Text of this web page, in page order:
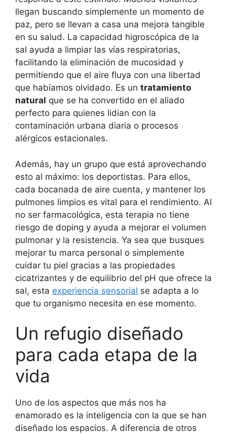
llegan buscando simplemente un momento de
paz, pero se llevan a casa una mejora tangible
en su salud. La capacidad higroscópica de la
sal ayuda a limpiar las vías respiratorias,
facilitando la eliminación de mucosidad y
permitiendo que el aire fluya con una libertad
que habíamos olvidado. Es un tratamiento
natural que se ha convertido en el aliado
perfecto para quienes lidian con la
contaminación urbana diaria o procesos
alérgicos estacionales.
Además, hay un grupo que está aprovechando
esto al máximo: los deportistas. Para ellos,
cada bocanada de aire cuenta, y mantener los
pulmones limpios es vital para el rendimiento. Al
no ser farmacológica, esta terapia no tiene
riesgo de doping y ayuda a mejorar el volumen
pulmonar y la resistencia. Ya sea que busques
mejorar tu marca personal o simplemente
cuidar tu piel gracias a las propiedades
cicatrizantes y de equilibrio del pH que ofrece la
sal, esta experiencia sensorial se adapta a lo
que tu organismo necesita en ese momento.
Un refugio diseñado
para cada etapa de la
vida
Uno de los aspectos que más nos ha
enamorado es la inteligencia con la que se han
diseñado los espacios. A diferencia de otros